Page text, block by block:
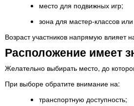
место для подвижных игр;
зона для мастер-классов или
Возраст участников напрямую влияет
Расположение имеет
Желательно выбирать место, до
При выборе обратите внимание на:
транспортную доступность;